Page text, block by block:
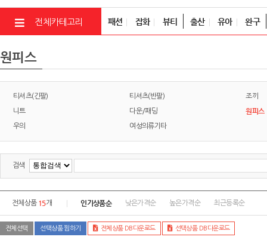
전체카테고리 패션 잡화 뷰티 출산 유아 완구
원피스
티셔츠(긴팔) 티셔츠(반팔) 조끼
니트 다운/패딩 원피스
우의 여성의류기타
검색
전체상품 15개 인기상품순 낮은가격순 높은가격순 최근등록순
전체선택 선택상품 찜하기 전체상품 DB다운로드 선택상품 DB다운로드